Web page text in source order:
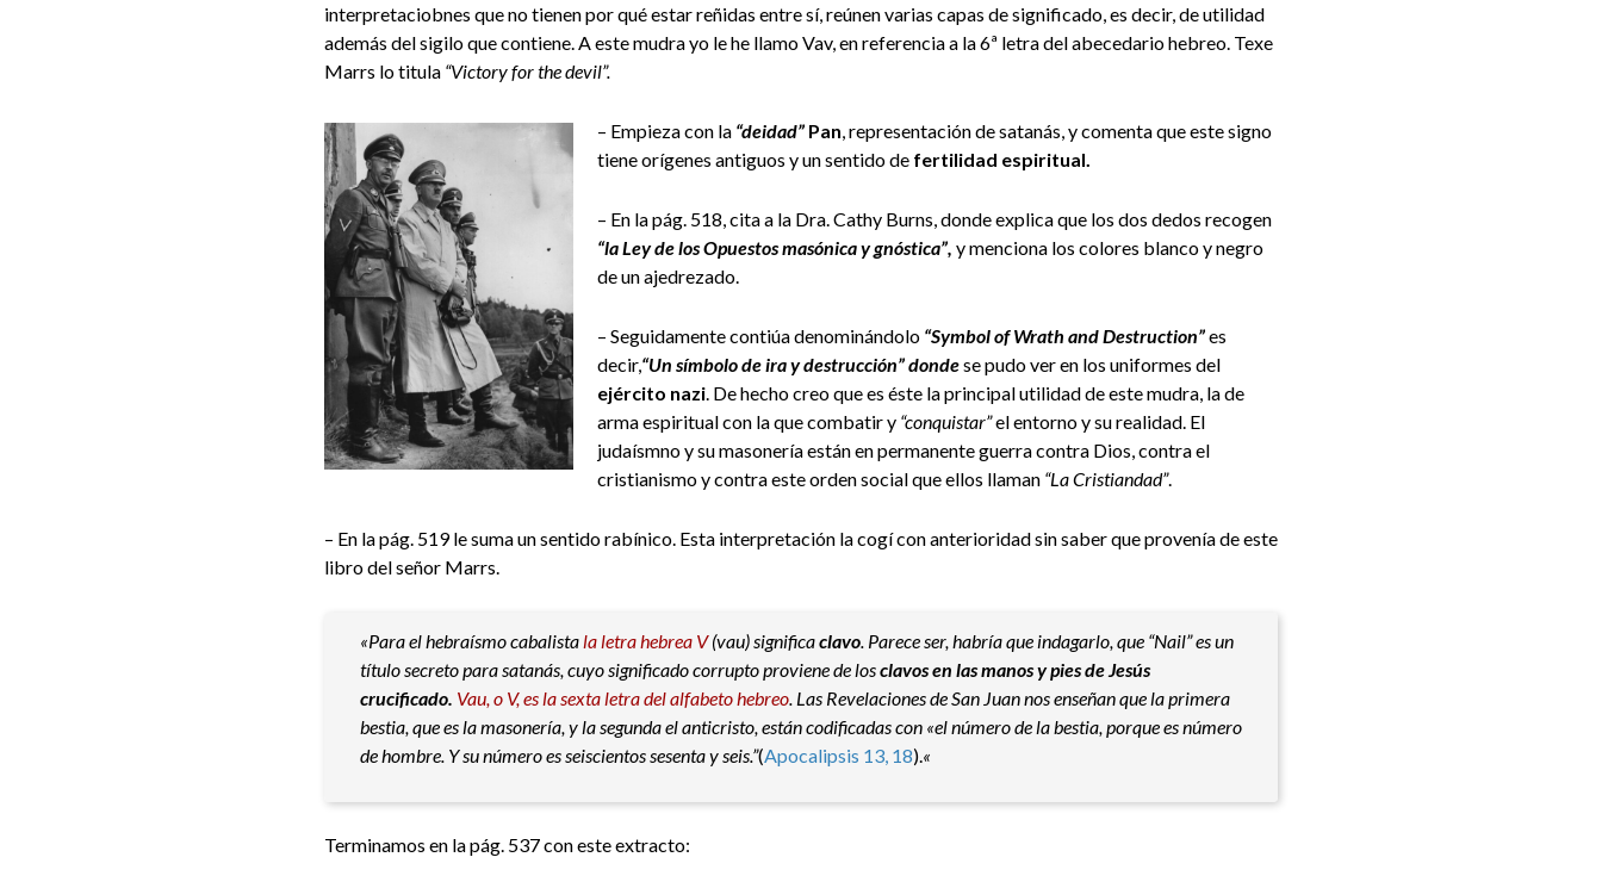
interpretaciobnes que no tienen por qué estar reñidas entre sí, reúnen varias capas de significado, es decir, de utilidad
además del sigilo que contiene. A este mudra yo le he llamo Vav, en referencia a la 6ª letra del abecedario hebreo. Texe
Marrs lo titula “Victory for the devil”.
– Empieza con la “deidad” Pan, representación de satanás, y comenta que este signo
tiene orígenes antiguos y un sentido de fertilidad espiritual.
– En la pág. 518, cita a la Dra. Cathy Burns, donde explica que los dos dedos recogen
“la Ley de los Opuestos masónica y gnóstica”, y menciona los colores blanco y negro
de un ajedrezado.
– Seguidamente contiúa denominándolo “Symbol of Wrath and Destruction”es
decir,“Un símbolo de ira y destrucción” dondese pudo ver en los uniformes del
ejército nazi. De hecho creo que es éste la principal utilidad de este mudra, la de
arma espiritual con la que combatir y “conquistar”el entorno y su realidad. El
judaísmno y su masonería están en permanente guerra contra Dios, contra el
cristianismo y contra este orden social que ellos llaman “La Cristiandad”.
– En la pág. 519 le suma un sentido rabínico. Esta interpretación la cogí con anterioridad sin saber que provenía de este
libro del señor Marrs.
«Para el hebraísmo cabalistala letra hebrea V(vau) significaclavo. Parece ser, habría que indagarlo, que “Nail” es un
título secreto para satanás, cuyo significado corrupto proviene de losclavos en las manos y pies de Jesús
crucificado. Vau, o V, es la sexta letra del alfabeto hebreo. Las Revelaciones de San Juan nos enseñan que la primera
bestia, que es la masonería, y la segunda el anticristo, están codificadas con «el número de la bestia, porque es número
de hombre. Y su número es seiscientos sesenta y seis.”(Apocalipsis 13, 18).«
Terminamos en la pág. 537 con este extracto: